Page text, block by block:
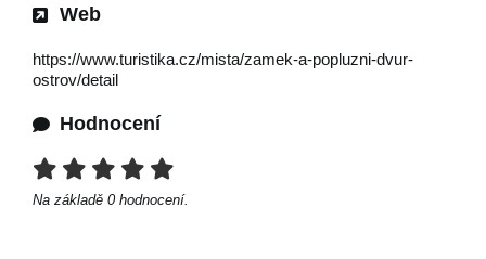
Web
https://www.turistika.cz/mista/zamek-a-popluzni-dvur-
ostrov/detail
Hodnocení
Na základě 0 hodnocení.